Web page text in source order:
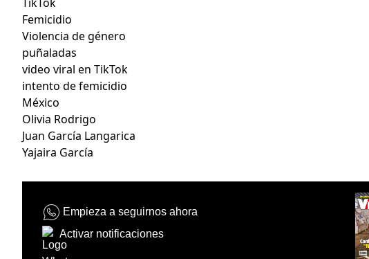
Femicidio
Violencia de género
puñaladas
video viral en TikTok
intento de femicidio
México
Olivia Rodrigo
Juan García Langarica
Yajaira García
Empieza a seguirnos ahora
Activar notificaciones